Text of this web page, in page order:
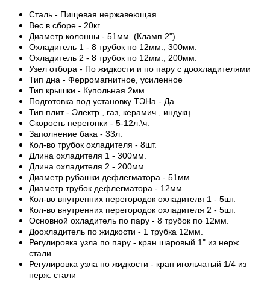
Сталь - Пищевая нержавеющая
Вес в сборе - 20кг.
Диаметр колонны - 51мм. (Кламп 2")
Охладитель 1 - 8 трубок по 12мм., 300мм.
Охладитель 2 - 8 трубок по 12мм., 200мм.
Узел отбора - По жидкости и по пару с доохладителями
Тип дна - Ферромагнитное, усиленное
Тип крышки - Купольная 2мм.
Подготовка под установку ТЭНа - Да
Тип плит - Электр., газ, керамич., индукц.
Скорость перегонки - 5-12л.\ч.
Заполнение бака - 33л.
Кол-во трубок охладителя - 8шт.
Длина охладителя 1 - 300мм.
Длина охладителя 2 - 200мм.
Диаметр рубашки дефлегматора - 51мм.
Диаметр трубок дефлегматора - 12мм.
Кол-во внутренних перегородок охладителя 1 - 5шт.
Кол-во внутренних перегородок охладителя 2 - 5шт.
Основной охладитель по пару - 8 трубок по 12мм.
Доохладитель по жидкости - 1 трубка 12мм.
Регулировка узла по пару - кран шаровый 1" из нерж.
стали
Регулировка узла по жидкости - кран игольчатый 1/4 из
нерж. стали